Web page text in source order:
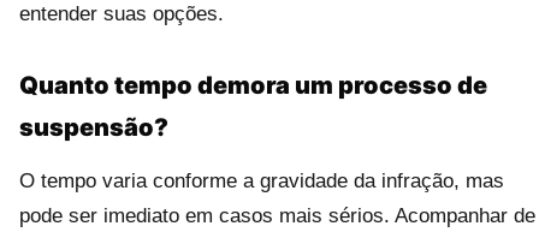
entender suas opções.
Quanto tempo demora um processo de
suspensão?
O tempo varia conforme a gravidade da infração, mas
pode ser imediato em casos mais sérios. Acompanhar de